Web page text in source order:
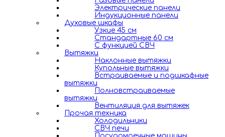
Электрические панели
Индукционные панели
Духовые шкафы
Узкие 45 см
Стандартные 60 см
С функцией СВЧ
Вытяжки
Наклонные вытяжки
Купольные вытяжки
Встраиваемые и подшкафные
вытяжки
Полновстраиваемые
вытяжки
Вентиляция для вытяжек
Прочая техника
Холодильники
СВЧ печи